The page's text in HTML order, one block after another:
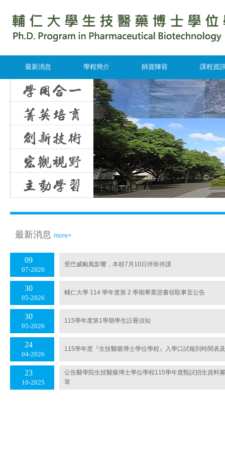
最新消息 學程簡介 師資陣容 課程資
十年樹木百年樹人
最新消息 more>
07 2026
09 受巴威颱風影響，本校7月10日停班停課
05 2026
30 輔仁大學 114 學年度第 2 學期畢業證書領取事宜公告
05 2026
30 115學年度第1學期學生註冊須知
04 2026
24 115學年度『生技醫藥博士學位學程』入學口試報到時間表
10 2025
23
公告醫學院生技醫藥博士學位學程115學年度甄試招生資料
單